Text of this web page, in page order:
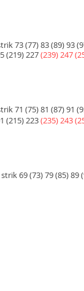
73 (77) 83 (89) 93
(219) 227(239) 247
71 (75) 81 (87) 91
(215) 223(235) 243
69 (73) 79 (85) 89